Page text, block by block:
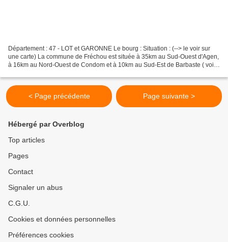
Département : 47 - LOT et GARONNE Le bourg : Situation : (--> le voir sur
une carte) La commune de Fréchou est située à 35km au Sud-Ouest d'Agen,
à 16km au Nord-Ouest de Condom et à 10km au Sud-Est de Barbaste ( voir
< Page précédente Page suivante >
Hébergé par Overblog
Top articles
Pages
Contact
Signaler un abus
C.G.U.
Cookies et données personnelles
Préférences cookies